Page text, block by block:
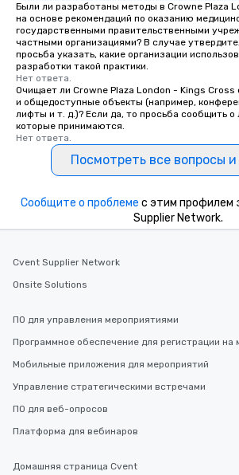
Были ли разработаны методы в Crowne Plaza
на основе рекомендаций по оказанию
государственными правительственными
частными организациями? В случае
просьба указать, какие организации
разработки такой практики.
Нет ответа.
Очищает ли Crowne Plaza London - Kings
и общедоступные объекты (например,
лифты и т. д.)? Если да, то просьба сообщить
которые принимаются.
Нет ответа.
Посмотреть все вопросы
Сообщите о проблеме с этим профилем
Supplier Network.
Cvent Supplier Network
Onsite Solutions
ПО для управления мероприятиями
Программное обеспечение для регистрации на
Мобильные приложения для мероприятий
Управление стратегическими встречами
ПО для веб-опросов
Платформа для вебинаров
Домашняя страница Cvent